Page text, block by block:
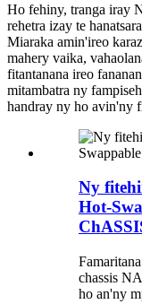
Ho fehiny, tranga iray
rehetra izay te
Miaraka amin'ireo
mahery vaika,
fitantanana ireo
mitambatra ny
handray ny ho avin'ny
Ny
Hot-
chassis
ho an'ny